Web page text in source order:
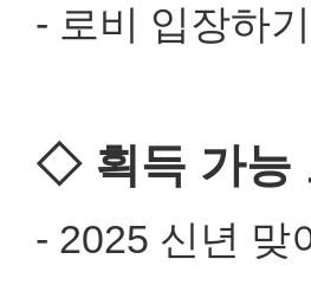
- 로비 입장하
◇ 획득 가능
- 2025 신년 맞